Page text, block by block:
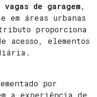
de garagem,
em áreas urbanas
proporciona
acesso, elementos
por
a experiência de